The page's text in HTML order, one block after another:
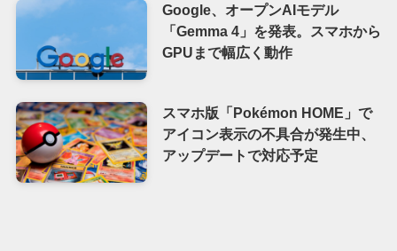
Google、オープンAIモデル
「Gemma 4」を発表。スマホから
GPUまで幅広く動作
スマホ版「Pokémon HOME」で
アイコン表示の不具合が発生中、
アップデートで対応予定